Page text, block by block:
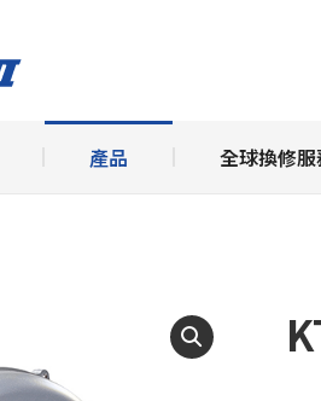
產品 全球換修